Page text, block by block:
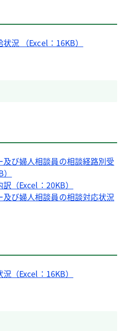
況 （Excel：16KB）
び婦人相談員の相談経路別受
（Excel：20KB）
び婦人相談員の相談対応状況
（Excel：16KB）